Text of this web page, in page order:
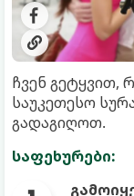
ჩვენ გეტყვით,
საუკეთესო
გადაგიღოთ.
საფეხურები: